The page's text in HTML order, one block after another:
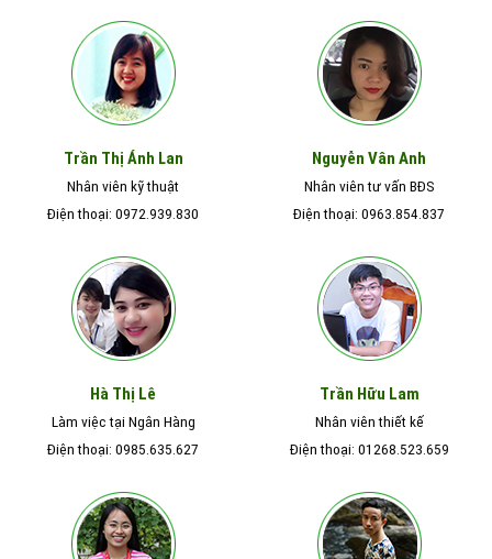
Trần Thị Ánh Lan
Nhân viên kỹ thuật
Điện thoại: 0972.939.830
Nguyễn Vân Anh
Nhân viên tư vấn BĐS
Điện thoại: 0963.854.837
Hà Thị Lê
Làm việc tại Ngân Hàng
Điện thoại: 0985.635.627
Trần Hữu Lam
Nhân viên thiết kế
Điện thoại: 01268.523.659